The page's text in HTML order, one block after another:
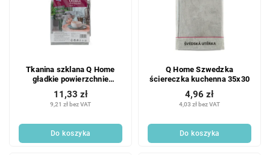
Tkanina szklana Q Home
gładkie powierzchnie
45x55cm
9,21 zł bez VAT
11,33 zł
Do koszyka
Q Home Szwedzka
ściereczka kuchenna 35x30
4,03 zł bez VAT
4,96 zł
Do koszyka